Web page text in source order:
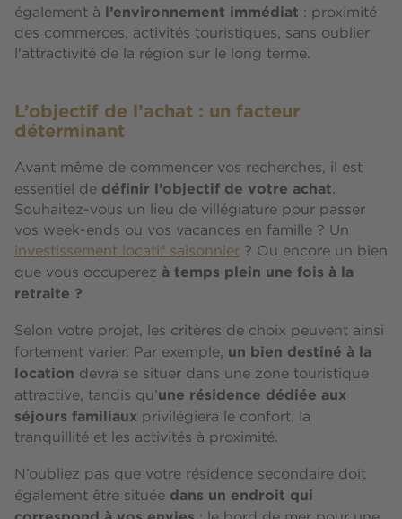
également à l’environnement immédiat : proximité
des commerces, activités touristiques, sans oublier
l'attractivité de la région sur le long terme.
L’objectif de l’achat : un facteur
déterminant
Avant même de commencer vos recherches, il est
essentiel de définir l’objectif de votre achat.
Souhaitez-vous un lieu de villégiature pour passer
vos week-ends ou vos vacances en famille ? Un
investissement locatif saisonnier ? Ou encore un bien
que vous occuperez à temps plein une fois à la
retraite ?
Selon votre projet, les critères de choix peuvent ainsi
fortement varier. Par exemple, un bien destiné à la
location devra se situer dans une zone touristique
attractive, tandis qu’une résidence dédiée aux
séjours familiaux privilégiera le confort, la
tranquillité et les activités à proximité.
N’oubliez pas que votre résidence secondaire doit
également être située dans un endroit qui